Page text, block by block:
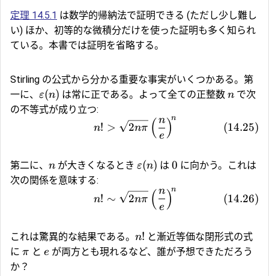
定理 14.5.1 は数学的帰納法で証明できる (ただし少し難し
い) ほか、初等的な微積分だけを使った証明も多く知られ
ている。本書では証明を省略する。
Stirling の公式から分かる重要な事実がいくつかある。第
一に、 ε(n) は常に正である。よって全ての正整数 n で次
の不等式が成り立つ:
n! > 2nπ ( e
n )n
(14.25)
第二に、 n が大きくなるとき ε(n) は 0 に向かう。これは
次の関係を意味する:
n! ∼ 2nπ ( e
n )n
(14.26)
これは驚異的な結果である。 n! と漸近等価な閉形式の式
に π と e が両方とも現れるなど、誰が予想できただろう
か？